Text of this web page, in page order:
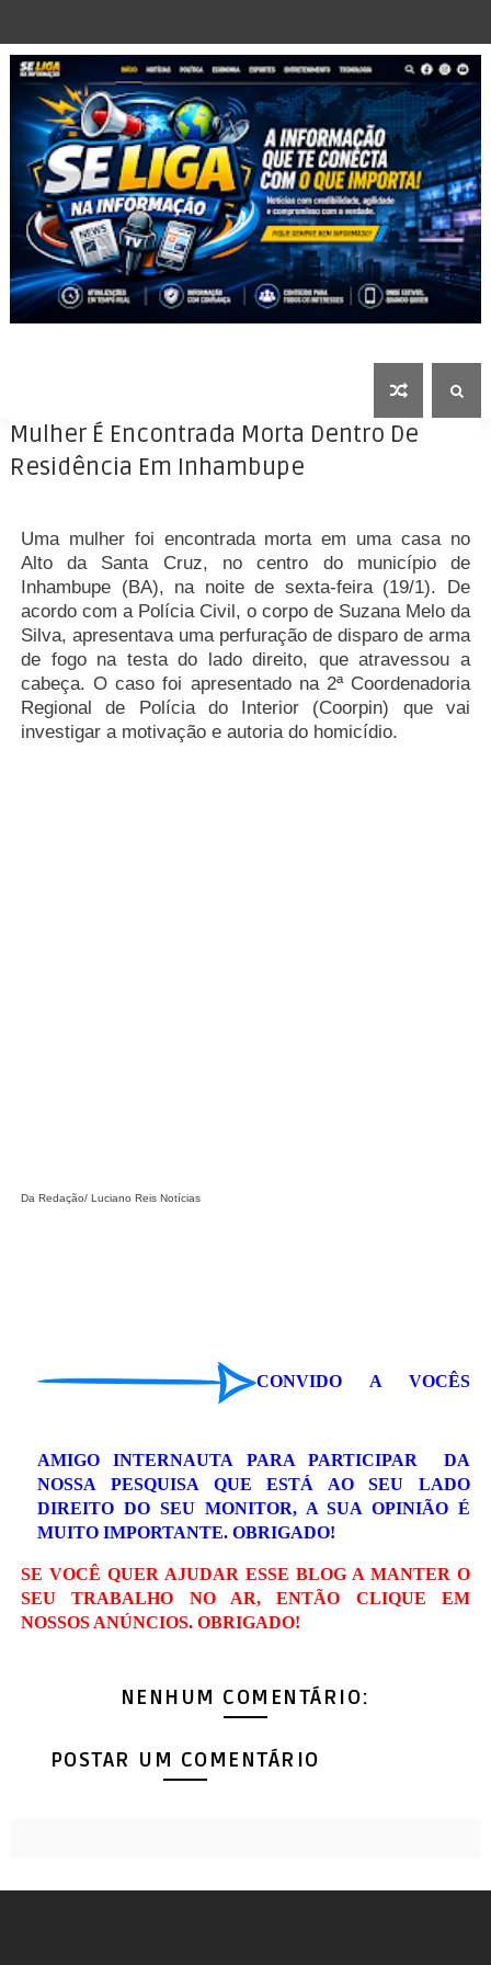
Mulher É Encontrada Morta Dentro De
Residência Em Inhambupe
Uma mulher foi encontrada morta em uma casa no
Alto da Santa Cruz, no centro do município de
Inhambupe (BA), na noite de sexta-feira (19/1). De
acordo com a Polícia Civil, o corpo de Suzana Melo da
Silva, apresentava uma perfuração de disparo de arma
de fogo na testa do lado direito, que atravessou a
cabeça. O caso foi apresentado na 2ª Coordenadoria
Regional de Polícia do Interior (Coorpin) que vai
investigar a motivação e autoria do homicídio.
Da Redação/ Luciano Reis Notícias
CONVIDO A VOCÊS
AMIGO INTERNAUTA PARA PARTICIPAR DA
NOSSA PESQUISA QUE ESTÁ AO SEU LADO
DIREITO DO SEU MONITOR, A SUA OPINIÃO É
MUITO IMPORTANTE. OBRIGADO!
SE VOCÊ QUER AJUDAR ESSE BLOG A MANTER O
SEU TRABALHO NO AR, ENTÃO CLIQUE EM
NOSSOS ANÚNCIOS. OBRIGADO!
NENHUM COMENTÁRIO:
POSTAR UM COMENTÁRIO